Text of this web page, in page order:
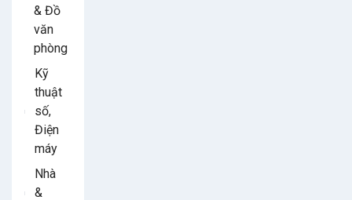
& Đồ
văn
phòng
Kỹ
thuật
số,
Điện
máy
Nhà
&